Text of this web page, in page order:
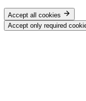
Accept all cookies
Accept only required